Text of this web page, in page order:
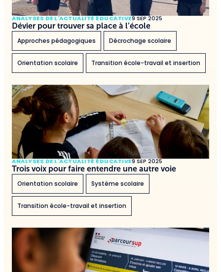
ANALYSES DE L'ACTUALITÉ ÉDUCATIVE9 SEP 2025
Dévier pour trouver sa place à l’école
Approches pédagogiques
Décrochage scolaire
Orientation scolaire Transition école-travail et insertion
ANALYSES DE L'ACTUALITÉ ÉDUCATIVE9 SEP 2025
Trois voix pour faire entendre une autre voie
Orientation scolaire
Système scolaire
Transition école-travail et insertion